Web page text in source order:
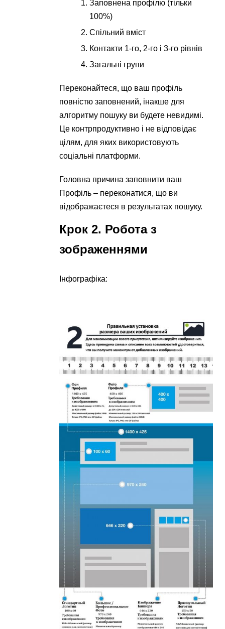
Заповнена профілю (тільки
100%)
Спільний вміст
Контакти 1-го, 2-го і 3-го рівнів
Загальні групи
Переконайтеся, що ваш профіль
повністю заповнений, інакше для
алгоритму пошуку ви будете невидимі.
Це контрпродуктивно і не відповідає
цілям, для яких використовують
соціальні платформи.
Головна причина заповнити ваш
Профіль – переконатися, що ви
відображаєтеся в результатах пошуку.
Крок 2. Робота з
зображеннями
Інфографіка: